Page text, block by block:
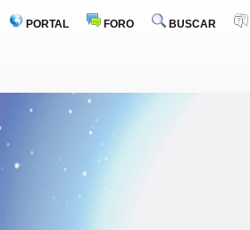
PORTAL FORO BUSCAR